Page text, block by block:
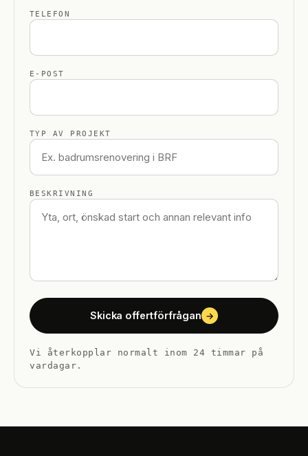
TELEFON
E-POST
TYP AV PROJEKT
BESKRIVNING
Skicka offertförfrågan →
Vi återkopplar normalt inom 24 timmar på
vardagar.